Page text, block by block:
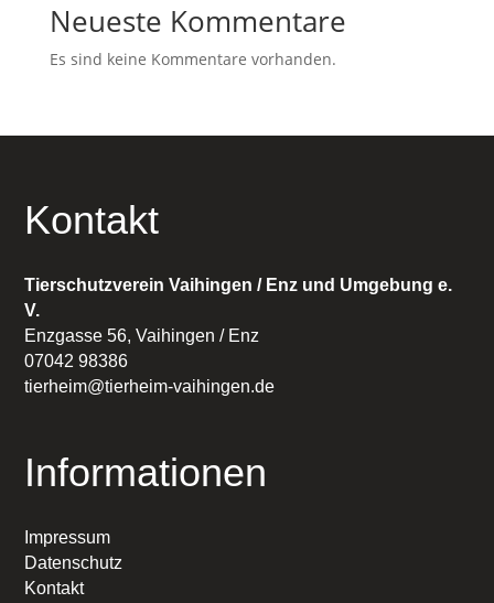
Neueste Kommentare
Es sind keine Kommentare vorhanden.
Kontakt
Tierschutzverein Vaihingen / Enz und Umgebung e.
V.
Enzgasse 56, Vaihingen / Enz
07042 98386
tierheim@tierheim-vaihingen.de
Informationen
Impressum
Datenschutz
Kontakt